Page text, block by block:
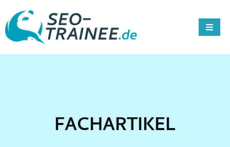
FACHARTIKEL